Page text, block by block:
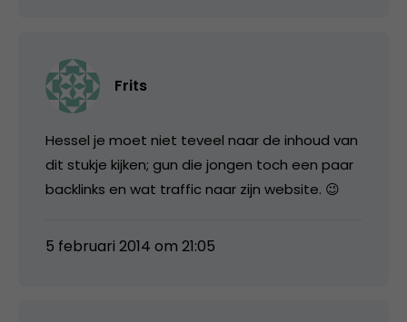
Frits
Hessel je moet niet teveel naar de inhoud van
dit stukje kijken; gun die jongen toch een paar
backlinks en wat traffic naar zijn website. 😉
5 februari 2014 om 21:05